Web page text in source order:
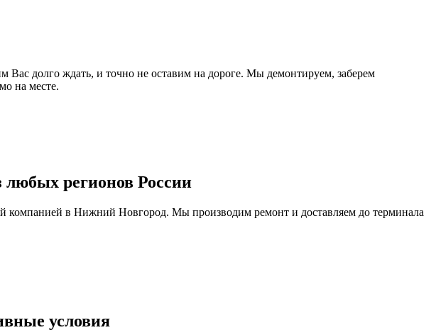
Вас долго ждать, и точно не оставим на дороге. Мы демонтируем, заберем
на месте.
регионов России
компанией в Нижний Новгород. Мы производим ремонт и доставляем до терминала
условия